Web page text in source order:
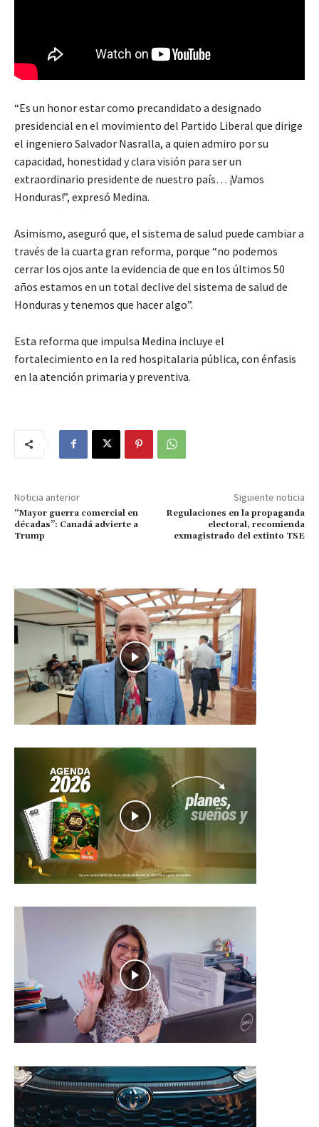
“Es un honor estar como precandidato a designado
presidencial en el movimiento del Partido Liberal que dirige
el ingeniero Salvador Nasralla, a quien admiro por su
capacidad, honestidad y clara visión para ser un
extraordinario presidente de nuestro país… ¡Vamos
Honduras!”, expresó Medina.
Asimismo, aseguró que, el sistema de salud puede cambiar a
través de la cuarta gran reforma, porque “no podemos
cerrar los ojos ante la evidencia de que en los últimos 50
años estamos en un total declive del sistema de salud de
Honduras y tenemos que hacer algo”.
Esta reforma que impulsa Medina incluye el
fortalecimiento en la red hospitalaria pública, con énfasis
en la atención primaria y preventiva.
Noticia anterior
“Mayor guerra comercial en
décadas”: Canadá advierte a
Trump
Siguiente noticia
Regulaciones en la propaganda
electoral, recomienda
exmagistrado del extinto TSE